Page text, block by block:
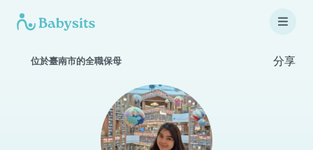
位於臺南市的全職保母 分享